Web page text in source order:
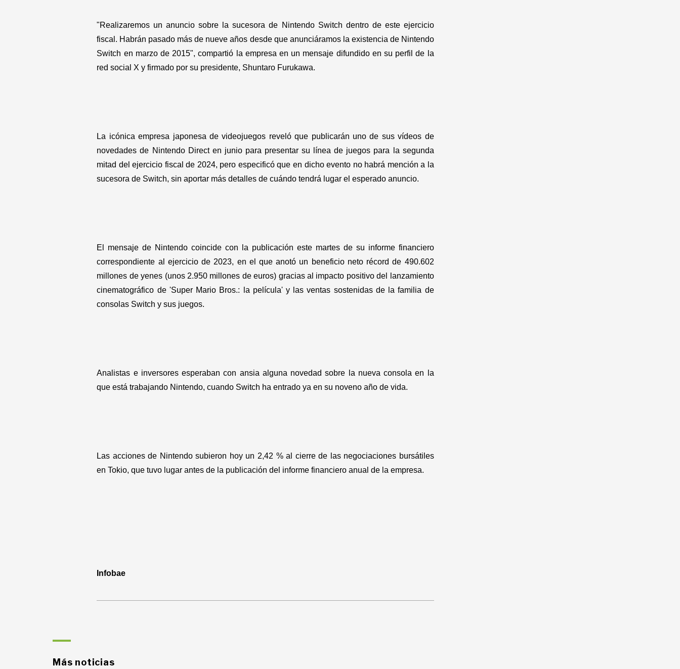
"Realizaremos un anuncio sobre la sucesora de Nintendo Switch dentro de este ejercicio
fiscal. Habrán pasado más de nueve años desde que anunciáramos la existencia de Nintendo
Switch en marzo de 2015", compartió la empresa en un mensaje difundido en su perfil de la
red social X y firmado por su presidente, Shuntaro Furukawa.
La icónica empresa japonesa de videojuegos reveló que publicarán uno de sus vídeos de
novedades de Nintendo Direct en junio para presentar su línea de juegos para la segunda
mitad del ejercicio fiscal de 2024, pero especificó que en dicho evento no habrá mención a la
sucesora de Switch, sin aportar más detalles de cuándo tendrá lugar el esperado anuncio.
El mensaje de Nintendo coincide con la publicación este martes de su informe financiero
correspondiente al ejercicio de 2023, en el que anotó un beneficio neto récord de 490.602
millones de yenes (unos 2.950 millones de euros) gracias al impacto positivo del lanzamiento
cinematográfico de 'Super Mario Bros.: la película' y las ventas sostenidas de la familia de
consolas Switch y sus juegos.
Analistas e inversores esperaban con ansia alguna novedad sobre la nueva consola en la
que está trabajando Nintendo, cuando Switch ha entrado ya en su noveno año de vida.
Las acciones de Nintendo subieron hoy un 2,42 % al cierre de las negociaciones bursátiles
en Tokio, que tuvo lugar antes de la publicación del informe financiero anual de la empresa.
Infobae
Más noticias